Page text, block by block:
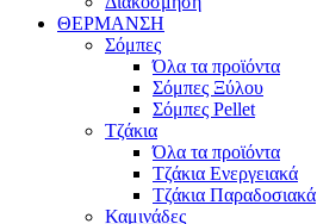
ΘΕΡΜΑΝΣΗ
Σόμπες
Όλα τα προϊόντα
Σόμπες Ξύλου
Σόμπες Pellet
Τζάκια
Όλα τα προϊόντα
Τζάκια Ενεργειακά
Τζάκια Παραδοσιακά
Καμινάδες